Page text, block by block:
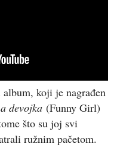
koji je nagrađen
devojka (Funny Girl)
što su joj svi
ružnim pačetom.